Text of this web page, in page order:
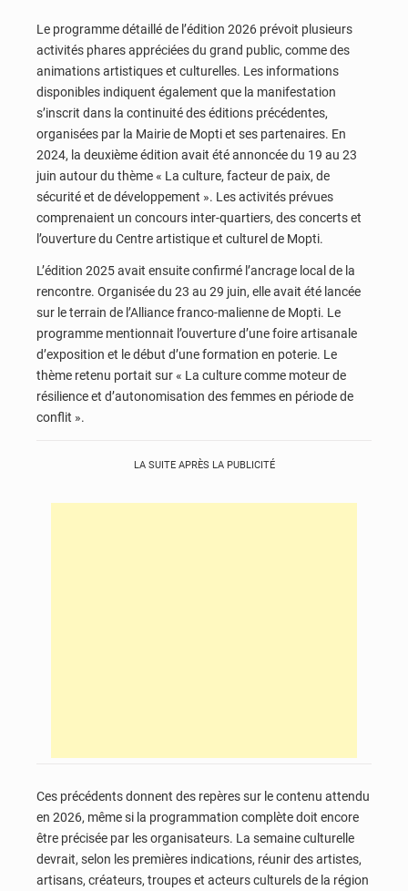
Le programme détaillé de l’édition 2026 prévoit plusieurs
activités phares appréciées du grand public, comme des
animations artistiques et culturelles. Les informations
disponibles indiquent également que la manifestation
s’inscrit dans la continuité des éditions précédentes,
organisées par la Mairie de Mopti et ses partenaires. En
2024, la deuxième édition avait été annoncée du 19 au 23
juin autour du thème « La culture, facteur de paix, de
sécurité et de développement ». Les activités prévues
comprenaient un concours inter-quartiers, des concerts et
l’ouverture du Centre artistique et culturel de Mopti.
L’édition 2025 avait ensuite confirmé l’ancrage local de la
rencontre. Organisée du 23 au 29 juin, elle avait été lancée
sur le terrain de l’Alliance franco-malienne de Mopti. Le
programme mentionnait l’ouverture d’une foire artisanale
d’exposition et le début d’une formation en poterie. Le
thème retenu portait sur « La culture comme moteur de
résilience et d’autonomisation des femmes en période de
conflit ».
LA SUITE APRÈS LA PUBLICITÉ
Ces précédents donnent des repères sur le contenu attendu
en 2026, même si la programmation complète doit encore
être précisée par les organisateurs. La semaine culturelle
devrait, selon les premières indications, réunir des artistes,
artisans, créateurs, troupes et acteurs culturels de la région